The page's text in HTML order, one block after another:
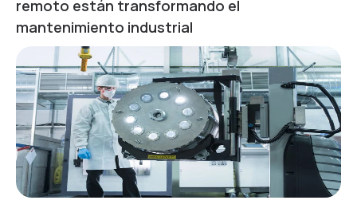
remoto están transformando el
mantenimiento industrial